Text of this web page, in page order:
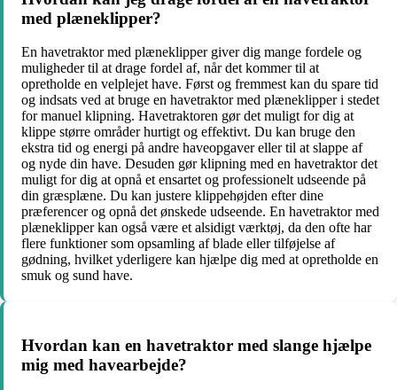
med plæneklipper?
En havetraktor med plæneklipper giver dig mange fordele og
muligheder til at drage fordel af, når det kommer til at
opretholde en velplejet have. Først og fremmest kan du spare tid
og indsats ved at bruge en havetraktor med plæneklipper i stedet
for manuel klipning. Havetraktoren gør det muligt for dig at
klippe større områder hurtigt og effektivt. Du kan bruge den
ekstra tid og energi på andre haveopgaver eller til at slappe af
og nyde din have. Desuden gør klipning med en havetraktor det
muligt for dig at opnå et ensartet og professionelt udseende på
din græsplæne. Du kan justere klippehøjden efter dine
præferencer og opnå det ønskede udseende. En havetraktor med
plæneklipper kan også være et alsidigt værktøj, da den ofte har
flere funktioner som opsamling af blade eller tilføjelse af
gødning, hvilket yderligere kan hjælpe dig med at opretholde en
smuk og sund have.
Hvordan kan en havetraktor med slange hjælpe
mig med havearbejde?